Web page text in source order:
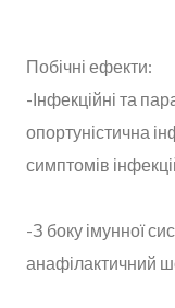
Побічні ефекти:
-Інфекційні та
опортуністична
симптомів
-З боку імунної
анафілактичний